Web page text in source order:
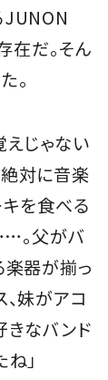
JUNON
在だ。そん
。
えじゃない
対に音楽
キを食べる
。父がバ
楽器が揃っ
妹がアコ
きなバンド
」